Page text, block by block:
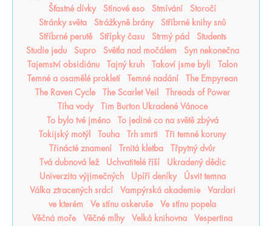
Šťastné dívky
Stínové eso Stmívání
Storočí
Stránky světa
Strážkyně brány
Stříbrné knihy snů
Stříbrné perutě
Střípky času Strmý pád
Students
Studie jedu
Supro Světla nad močálem
Syn nekonečna
Tajemství obsidiánu
Tajný kruh Takoví jsme byli
Talon
Temné a osamělé prokletí
Temné nadání
The Empyrean
The Raven Cycle
The Scarlet Veil
Threads of Power
Tíha vody
Tim Burton Ukradené Vánoce
To bylo tvé jméno
To jediné co na světě zbývá
Tokijský motýl
Touha Trh smrti
Tři temné koruny
Třinácté znamení
Trnitá kletba
Třpytný dvůr
Tvá dubnová lež
Uchvatitelé říší
Ukradený dědic
Univerzita výjimečných
Upíří deníky
Úsvit temna
Válka ztracených srdcí
Vampýrská akademie
Vardari
ve kterém
Ve stínu oskeruše
Ve stínu popela
Věčná moře
Věčné mlhy Velká knihovna
Vespertina